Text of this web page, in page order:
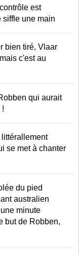
est
siffle une main
bien tiré, Vlaar
c'est au
qui aurait
!
se met à chanter
du pied
australien
minute
but de Robben,